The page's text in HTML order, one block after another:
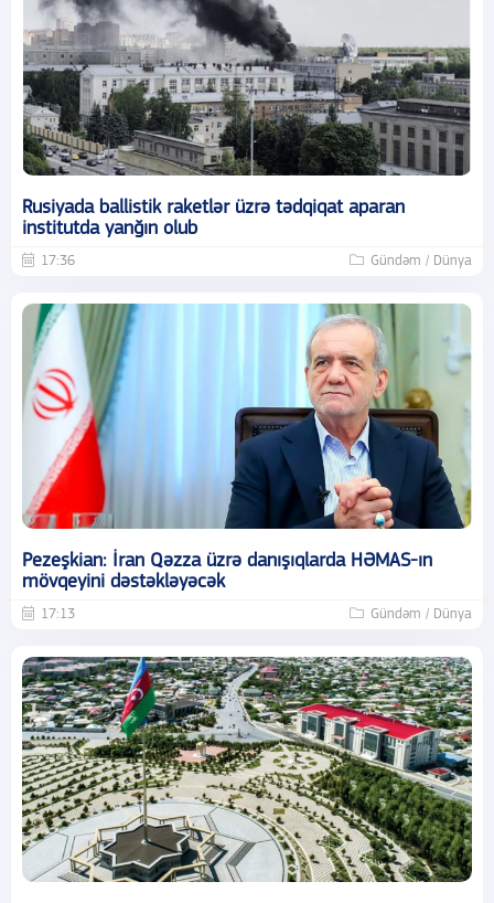
Rusiyada ballistik raketlər üzrə tədqiqat aparan
institutda yanğın olub
17:36 Gündəm / Dünya
Pezeşkian: İran Qəzza üzrə danışıqlarda HƏMAS-ın
mövqeyini dəstəkləyəcək
17:13 Gündəm / Dünya